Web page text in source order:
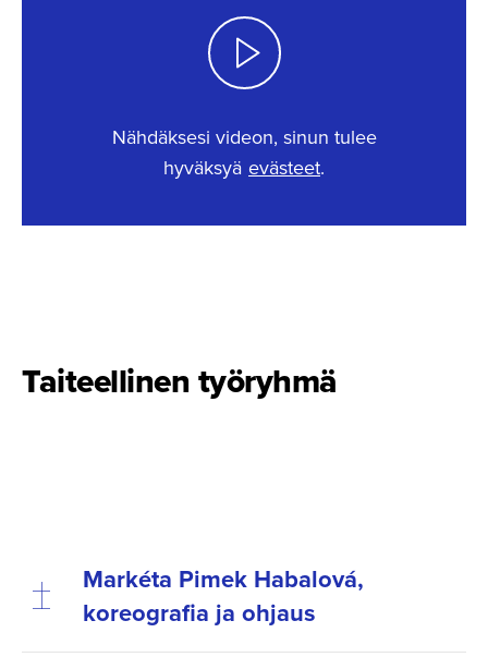
Nähdäksesi videon, sinun tulee
hyväksyä evästeet.
Taiteellinen työryhmä
Markéta Pimek Habalová,
koreografia ja ohjaus